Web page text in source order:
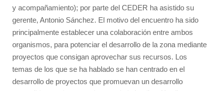
y acompañamiento); por parte del CEDER ha asistido su
gerente, Antonio Sánchez. El motivo del encuentro ha sido
principalmente establecer una colaboración entre ambos
organismos, para potenciar el desarrollo de la zona mediante
proyectos que consigan aprovechar sus recursos. Los
temas de los que se ha hablado se han centrado en el
desarrollo de proyectos que promuevan un desarrollo